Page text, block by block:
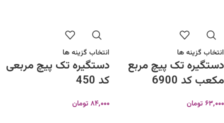
انتخاب گزینه ها
دستگیره تک پیچ مربع
مکعب کد 6900
۶۳,۰۰۰ تومان
انتخاب گزینه ها
دستگیره تک پیچ مربعی
کد 450
۸۴,۰۰۰ تومان